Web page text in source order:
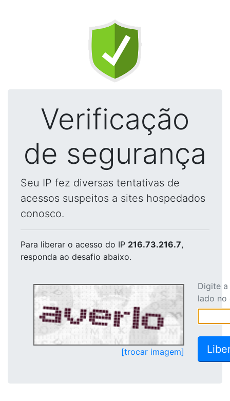
Verificação
de segurança
Seu IP fez diversas tentativas de
acessos suspeitos a sites hospedados
conosco.
Para liberar o acesso do IP 216.73.216.7,
responda ao desafio abaixo.
[trocar imagem]
Digite
lado no